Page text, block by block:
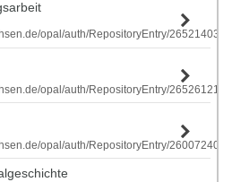
opal/auth/RepositoryEntry/
opal/auth/RepositoryEntry/
opal/auth/RepositoryEntry/